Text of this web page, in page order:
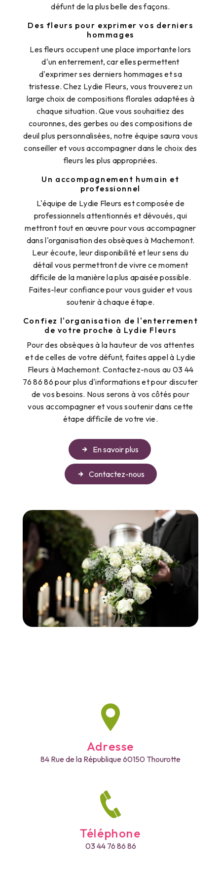
défunt de la plus belle des façons.
Des fleurs pour exprimer vos derniers
hommages
Les fleurs occupent une place importante lors
d'un enterrement, car elles permettent
d'exprimer ses derniers hommages et sa
tristesse. Chez Lydie Fleurs, vous trouverez un
large choix de compositions florales adaptées à
chaque situation. Que vous souhaitiez des
couronnes, des gerbes ou des compositions de
deuil plus personnalisées, notre équipe saura vous
conseiller et vous accompagner dans le choix des
fleurs les plus appropriées.
Un accompagnement humain et
professionnel
L'équipe de Lydie Fleurs est composée de
professionnels attentionnés et dévoués, qui
mettront tout en œuvre pour vous accompagner
dans l'organisation des obsèques à Machemont.
Leur écoute, leur disponibilité et leur sens du
détail vous permettront de vivre ce moment
difficile de la manière la plus apaisée possible.
Faites-leur confiance pour vous guider et vous
soutenir à chaque étape.
Confiez l'organisation de l'enterrement
de votre proche à Lydie Fleurs
Pour des obsèques à la hauteur de vos attentes
et de celles de votre défunt, faites appel à Lydie
Fleurs à Machemont. Contactez-nous au 03 44
76 86 86 pour plus d'informations et pour discuter
de vos besoins. Nous serons à vos côtés pour
vous accompagner et vous soutenir dans cette
étape difficile de votre vie.
En savoir plus
Contactez-nous
Adresse
84 Rue de la République60150 Thourotte
Téléphone
03 44 76 86 86